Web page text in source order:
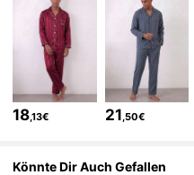
2.9K Follower
4,68 2.9K Follower
4,68 2.9K Follower
18,13€ 21,50€
Könnte Dir Auch Gefallen